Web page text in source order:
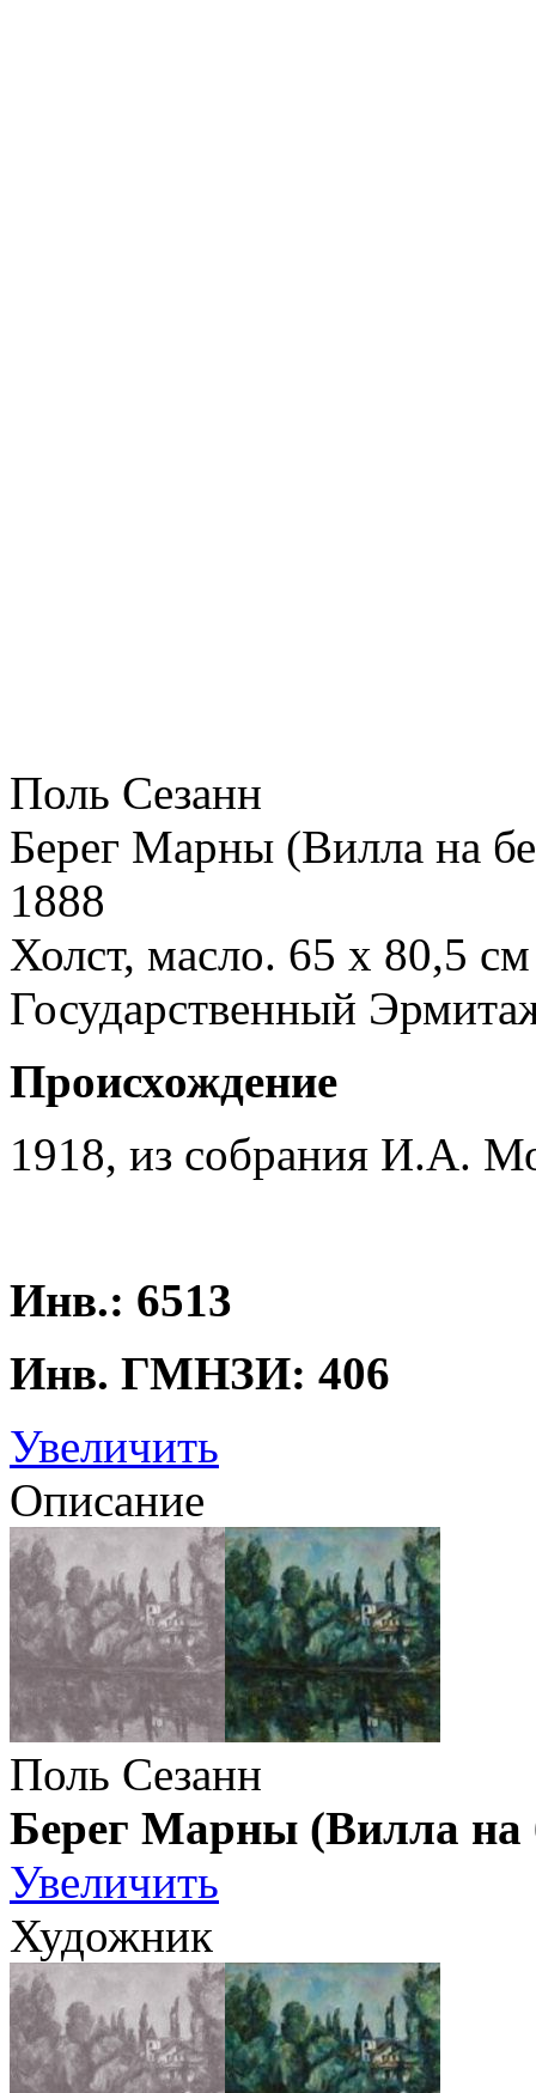
Поль Сезанн
Берег Марны (Вилла на
1888
Холст, масло. 65 х 80,5 см
Государственный
Происхождение
1918, из собрания И.А.
Инв.: 6513
Инв. ГМНЗИ: 406
Увеличить
Описание
Поль Сезанн
Берег Марны (Вилла на
Увеличить
Художник